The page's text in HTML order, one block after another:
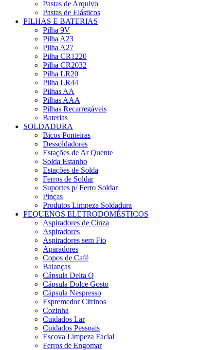
Pastas de Arquivo
Pastas de Elásticos
PILHAS E BATERIAS
Pilha 9V
Pilha A23
Pilha A27
Pilha CR1220
Pilha CR2032
Pilha LR20
Pilha LR44
Pilhas AA
Pilhas AAA
Pilhas Recarregáveis
Baterias
SOLDADURA
Bicos Ponteiras
Dessoldadores
Estações de Ar Quente
Solda Estanho
Estações de Solda
Ferros de Soldar
Suportes p/ Ferro Soldar
Pinças
Produtos Limpeza Soldadura
PEQUENOS ELETRODOMÉSTICOS
Aspiradores de Cinza
Aspiradores
Aspiradores sem Fio
Aparadores
Copos de Café
Balanças
Cápsula Delta Q
Cápsula Dolce Gosto
Cápsula Nespresso
Espremedor Citrinos
Cozinha
Cuidados Lar
Cuidados Pessoais
Escova Limpeza Facial
Ferros de Engomar